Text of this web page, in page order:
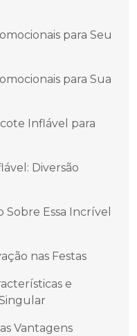
para Seu
para Sua
Inflável para
Diversão
Essa Incrível
nas Festas
e
Vantagens